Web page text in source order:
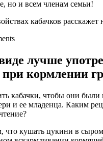
но и всем членам семьи!
кабачков расскажет
лучше
при кормлении
кабачки, чтобы они
и ее младенца. Каким
что кушать цукини в